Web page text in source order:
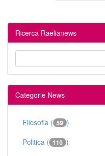
Ricerca Raelianews
Categorie News
Filosofia ( 59 )
Politica ( 110 )